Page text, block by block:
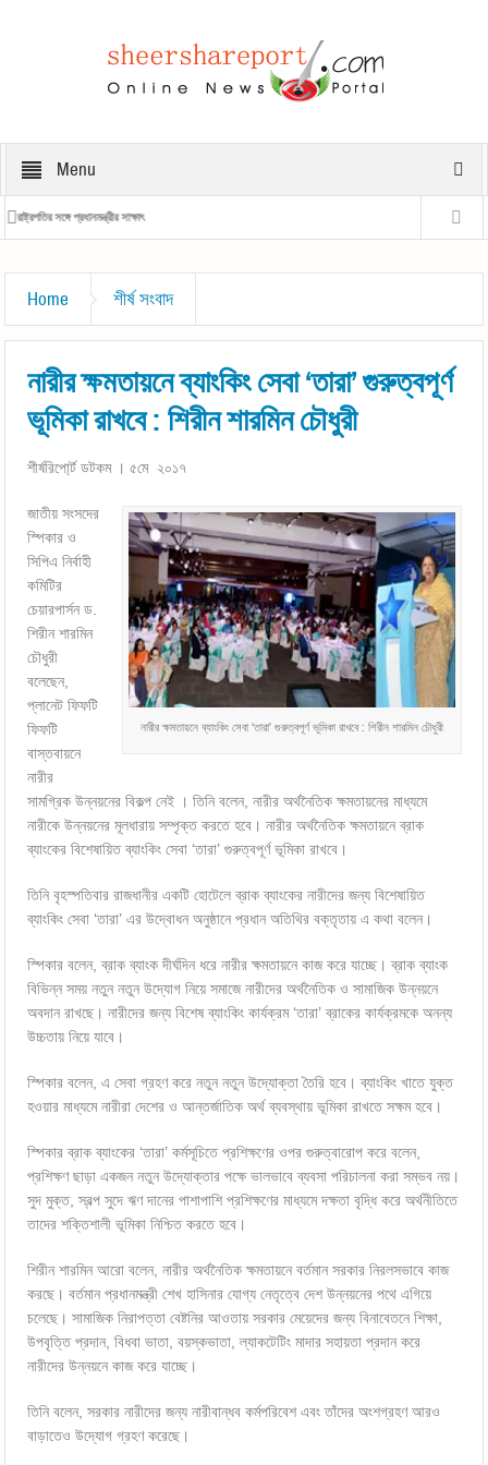
Menu
রাষ্ট্রপতির সঙ্গে প্রধানমন্ত্রীর সাক্ষাৎ
Home শীর্ষ সংবাদ
নারীর ক্ষমতায়নে ব্যাংকিং সেবা ‘তারা’ গুরুত্বপূর্ণ
ভূমিকা রাখবে : শিরীন শারমিন চৌধুরী
শীর্ষরিপো্র্ট ডটকম । ৫মে ২০১৭
নারীর ক্ষমতায়নে ব্যাংকিং সেবা ‘তারা’ গুরুত্বপূর্ণ ভূমিকা রাখবে : শিরীন শারমিন চৌধুরী
জাতীয় সংসদের
স্পিকার ও
সিপিএ নির্বাহী
কমিটির
চেয়ারপার্সন ড.
শিরীন শারমিন
চৌধুরী
বলেছেন,
প্লানেট ফিফটি
ফিফটি
বাস্তবায়নে
নারীর
সামগ্রিক উন্নয়নের বিকল্প নেই । তিনি বলেন, নারীর অর্থনৈতিক ক্ষমতায়নের মাধ্যমে
নারীকে উন্নয়নের মূলধারায় সম্পৃক্ত করতে হবে। নারীর অর্থনৈতিক ক্ষমতায়নে ব্রাক
ব্যাংকের বিশেষায়িত ব্যাংকিং সেবা ‘তারা’ গুরুত্বপূর্ণ ভূমিকা রাখবে।
তিনি বৃহস্পতিবার রাজধানীর একটি হোটেলে ব্রাক ব্যাংকের নারীদের জন্য বিশেষায়িত
ব্যাংকিং সেবা ‘তারা’ এর উদ্বোধন অনুষ্ঠানে প্রধান অতিথির বক্তৃতায় এ কথা বলেন।
স্পিকার বলেন, ব্রাক ব্যাংক দীর্ঘদিন ধরে নারীর ক্ষমতায়নে কাজ করে যাচ্ছে। ব্রাক ব্যাংক
বিভিন্ন সময় নতুন নতুন উদ্যোগ নিয়ে সমাজে নারীদের অর্থনৈতিক ও সামাজিক উন্নয়নে
অবদান রাখছে। নারীদের জন্য বিশেষ ব্যাংকিং কার্যক্রম ‘তারা’ ব্রাকের কার্যক্রমকে অনন্য
উচ্চতায় নিয়ে যাবে।
স্পিকার বলেন, এ সেবা গ্রহণ করে নতুন নতুন উদ্যোক্তা তৈরি হবে। ব্যাংকিং খাতে যুক্ত
হওয়ার মাধ্যমে নারীরা দেশের ও আন্তর্জাতিক অর্থ ব্যবস্থায় ভূমিকা রাখতে সক্ষম হবে।
স্পিকার ব্রাক ব্যাংকের ‘তারা’ কর্মসূচিতে প্রশিক্ষণের ওপর গুরুত্বারোপ করে বলেন,
প্রশিক্ষণ ছাড়া একজন নতুন উদ্যোক্তার পক্ষে ভালভাবে ব্যবসা পরিচালনা করা সম্ভব নয়।
সুদ মুক্ত, স্বল্প সুদে ঋণ দানের পাশাপাশি প্রশিক্ষণের মাধ্যমে দক্ষতা বৃদ্ধি করে অর্থনীতিতে
তাদের শক্তিশালী ভূমিকা নিশ্চিত করতে হবে।
শিরীন শারমিন আরো বলেন, নারীর অর্থনৈতিক ক্ষমতায়নে বর্তমান সরকার নিরলসভাবে কাজ
করছে। বর্তমান প্রধানমন্ত্রী শেখ হাসিনার যোগ্য নেতৃত্বে দেশ উন্নয়নের পথে এগিয়ে
চলেছে। সামাজিক নিরাপত্তা বেষ্টনির আওতায় সরকার মেয়েদের জন্য বিনাবেতনে শিক্ষা,
উপবৃত্তি প্রদান, বিধবা ভাতা, বয়স্কভাতা, ল্যাকটেটিং মাদার সহায়তা প্রদান করে
নারীদের উন্নয়নে কাজ করে যাচ্ছে।
তিনি বলেন, সরকার নারীদের জন্য নারীবান্ধব কর্মপরিবেশ এবং তাঁদের অংশগ্রহণ আরও
বাড়াতেও উদ্যোগ গ্রহণ করেছে।